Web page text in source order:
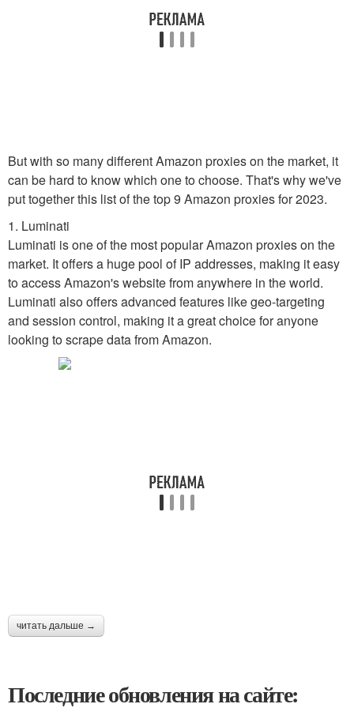
But with so many different Amazon proxies on the market, it
can be hard to know which one to choose. That's why we've
put together this list of the top 9 Amazon proxies for 2023.
1. Luminati
Luminati is one of the most popular Amazon proxies on the
market. It offers a huge pool of IP addresses, making it easy
to access Amazon's website from anywhere in the world.
Luminati also offers advanced features like geo-targeting
and session control, making it a great choice for anyone
looking to scrape data from Amazon.
читать дальше →
Последние обновления на сайте: